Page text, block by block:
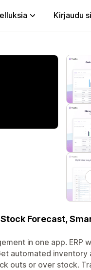
Kirjaudu
Forecast,
in one app. ERP
automated inventory
outs or over stock.